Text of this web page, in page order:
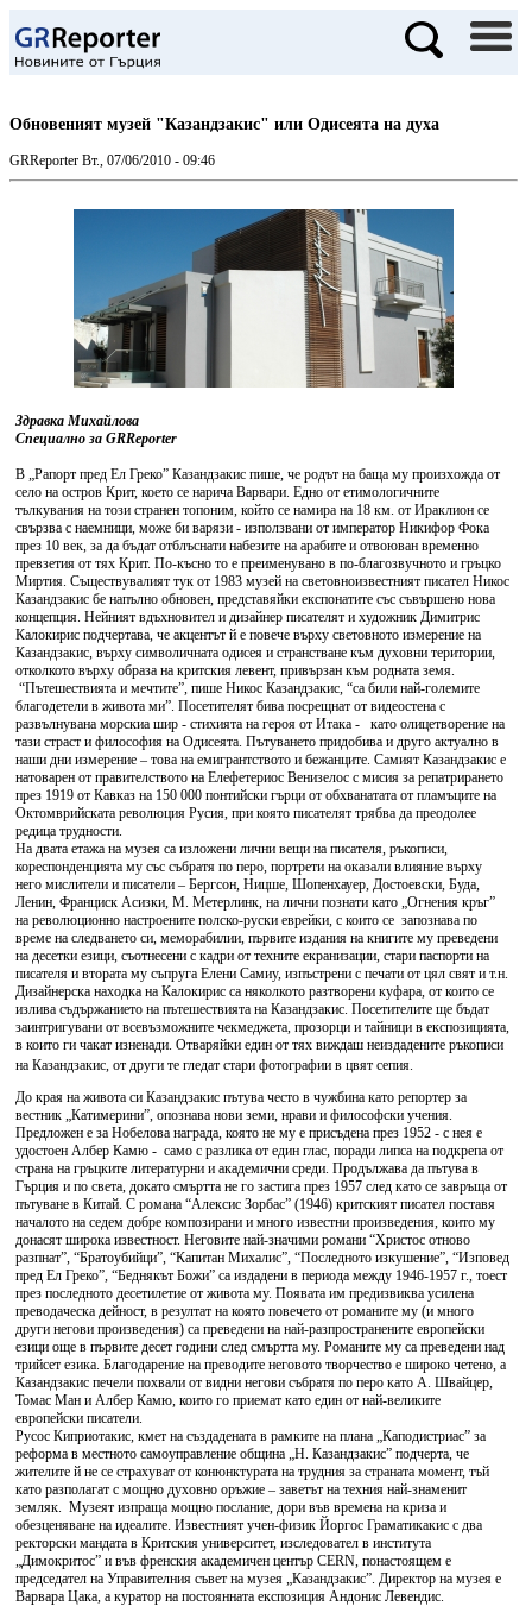
Обновеният музей "Казандзакис" или Одисеята на духа
GRReporter Вт., 07/06/2010 - 09:46
Здравка Михайлова
Специално за GRReporter
В „Рапорт пред Ел Греко” Казандзакис пише, че родът на баща му произхожда от
село на остров Крит, което се нарича Варвари. Едно от етимологичните
тълкувания на този странен топоним, който се намира на 18 км. от Ираклион се
свързва с наемници, може би варязи - използвани от император Никифор Фока
през 10 век, за да бъдат отблъснати набезите на арабите и отвоюван временно
превзетия от тях Крит. По-късно то е преименувано в по-благозвучното и гръцко
Миртия. Съществувалият тук от 1983 музей на световноизвестният писател Никос
Казандзакис бе напълно обновен, представяйки експонатите със съвършено нова
концепция. Нейният вдъхновител и дизайнер писателят и художник Димитрис
Калокирис подчертава, че акцентът й е повече върху световното измерение на
Казандзакис, върху символичната одисея и странстване към духовни територии,
отколкото върху образа на критския левент, привързан към родната земя.
“Пътешествията и мечтите”, пише Никос Казандзакис, “са били най-големите
благодетели в живота ми”. Посетителят бива посрещнат от видеостена с
развълнувана морскиа шир - стихията на героя от Итака - като олицетворение на
тази страст и философия на Одисеята. Пътуването придобива и друго актуално в
наши дни измерение – това на емигрантството и бежанците. Самият Казандзакис е
натоварен от правителството на Елефетериос Венизелос с мисия за репатрирането
през 1919 от Кавказ на 150 000 понтийски гърци от обхванатата от пламъците на
Октомврийската революция Русия, при която писателят трябва да преодолее
редица трудности.
На двата етажа на музея са изложени лични вещи на писателя, ръкописи,
кореспонденцията му със събратя по перо, портрети на оказали влияние върху
него мислители и писатели – Бергсон, Ницше, Шопенхауер, Достоевски, Буда,
Ленин, Франциск Асизки, М. Метерлинк, на лични познати като „Огнения кръг”
на революционно настроените полско-руски еврейки, с които се запознава по
време на следването си, меморабилии, първите издания на книгите му преведени
на десетки езици, съотнесени с кадри от техните екранизации, стари паспорти на
писателя и втората му съпруга Елени Самиу, изпъстрени с печати от цял свят и т.н.
Дизайнерска находка на Калокирис са няколкото разтворени куфара, от които се
излива съдържанието на пътешествията на Казандзакис. Посетителите ще бъдат
заинтригувани от всевъзможните чекмеджета, прозорци и тайници в експозицията,
в които ги чакат изненади. Отваряйки един от тях виждаш неиздадените ръкописи
на Казандзакис, от други те гледат стари фотографии в цвят сепия.
До края на живота си Казандзакис пътува често в чужбина като репортер за
вестник „Катимерини”, опознава нови земи, нрави и философски учения.
Предложен е за Нобелова награда, която не му е присъдена през 1952 - с нея е
удостоен Албер Камю - само с разлика от един глас, поради липса на подкрепа от
страна на гръцките литературни и академични среди. Продължава да пътува в
Гърция и по света, докато смъртта не го застига през 1957 след като се завръща от
пътуване в Китай. С романа “Алексис Зорбас” (1946) критският писател поставя
началото на седем добре композирани и много известни произведения, които му
донасят широка известност. Неговите най-значими романи “Христос отново
разпнат”, “Братоубийци”, “Капитан Михалис”, “Последното изкушение”, “Изповед
пред Ел Греко”, “Беднякът Божи” са издадени в периода между 1946-1957 г., тоест
през последното десетилетие от живота му. Появата им предизвиква усилена
преводаческа дейност, в резултат на която повечето от романите му (и много
други негови произведения) са преведени на най-разпространените европейски
езици още в първите десет години след смъртта му. Романите му са преведени над
трийсет езика. Благодарение на преводите неговото творчество е широко четено, а
Казандзакис печели похвали от видни негови събратя по перо като А. Швайцер,
Томас Ман и Албер Камю, които го приемат като един от най-великите
европейски писатели.
Русос Киприотакис, кмет на създадената в рамките на плана „Каподистриас” за
реформа в местното самоуправление община „Н. Казандзакис” подчерта, че
жителите й не се страхуват от конюнктурата на трудния за страната момент, тъй
като разполагат с мощно духовно оръжие – заветът на техния най-знаменит
земляк. Музеят изпраща мощно послание, дори във времена на криза и
обезценяване на идеалите. Известният учен-физик Йоргос Граматикакис с два
ректорски мандата в Критския университет, изследовател в института
„Димокритос” и във френския академичен център CERN, понастоящем е
председател на Управителния съвет на музея „Казандзакис”. Директор на музея е
Варвара Цака, а куратор на постоянната експозиция Андонис Левендис.